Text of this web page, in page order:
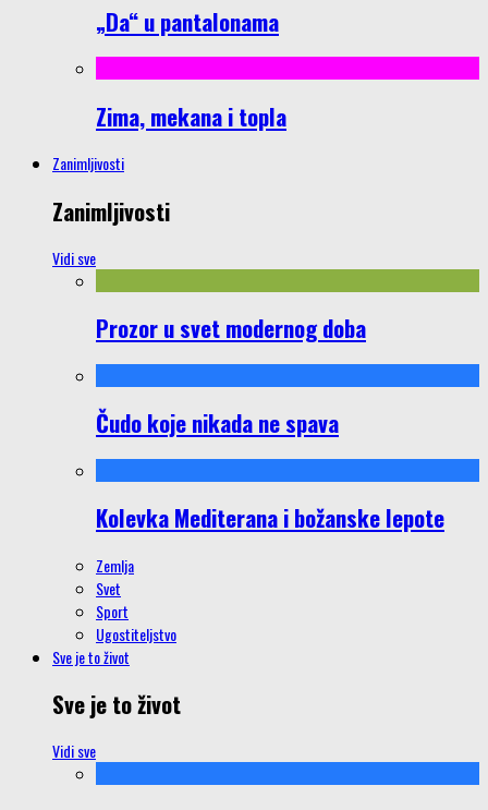
„Da“ u pantalonama
Zima, mekana i topla
Zanimljivosti
Zanimljivosti
Vidi sve
Prozor u svet modernog doba
Čudo koje nikada ne spava
Kolevka Mediterana i božanske lepote
Zemlja
Svet
Sport
Ugostiteljstvo
Sve je to život
Sve je to život
Vidi sve